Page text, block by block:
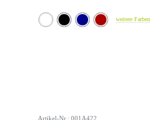
weitere Farben
Artikel-Nr.: 001A422